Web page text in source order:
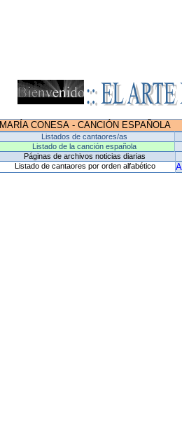
MARÍA CONESA -CANCIÓN ESPAÑOLA
Listados de cantaores/as
Listado de la canción española
Páginas de archivos noticias diarias
Listado de cantaores por orden alfabético
A